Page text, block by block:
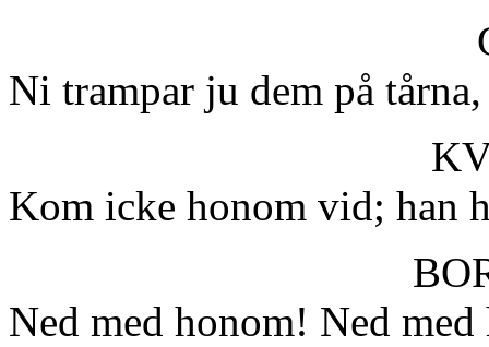
Ni trampar ju dem på
Kom icke honom vid; han
Ned med honom! Ned